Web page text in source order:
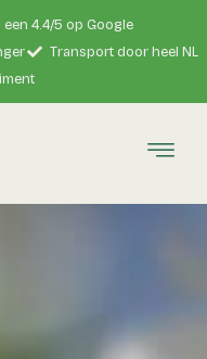
4.4/5 op Google
Transport door heel NL